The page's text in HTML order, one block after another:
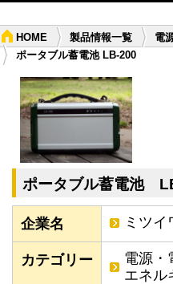
HOME 製品情報一覧
電
ポータブル蓄電池 LB-200
ポータブル蓄電池
企業名 ミツイ
カテゴリー
電源・
エネル